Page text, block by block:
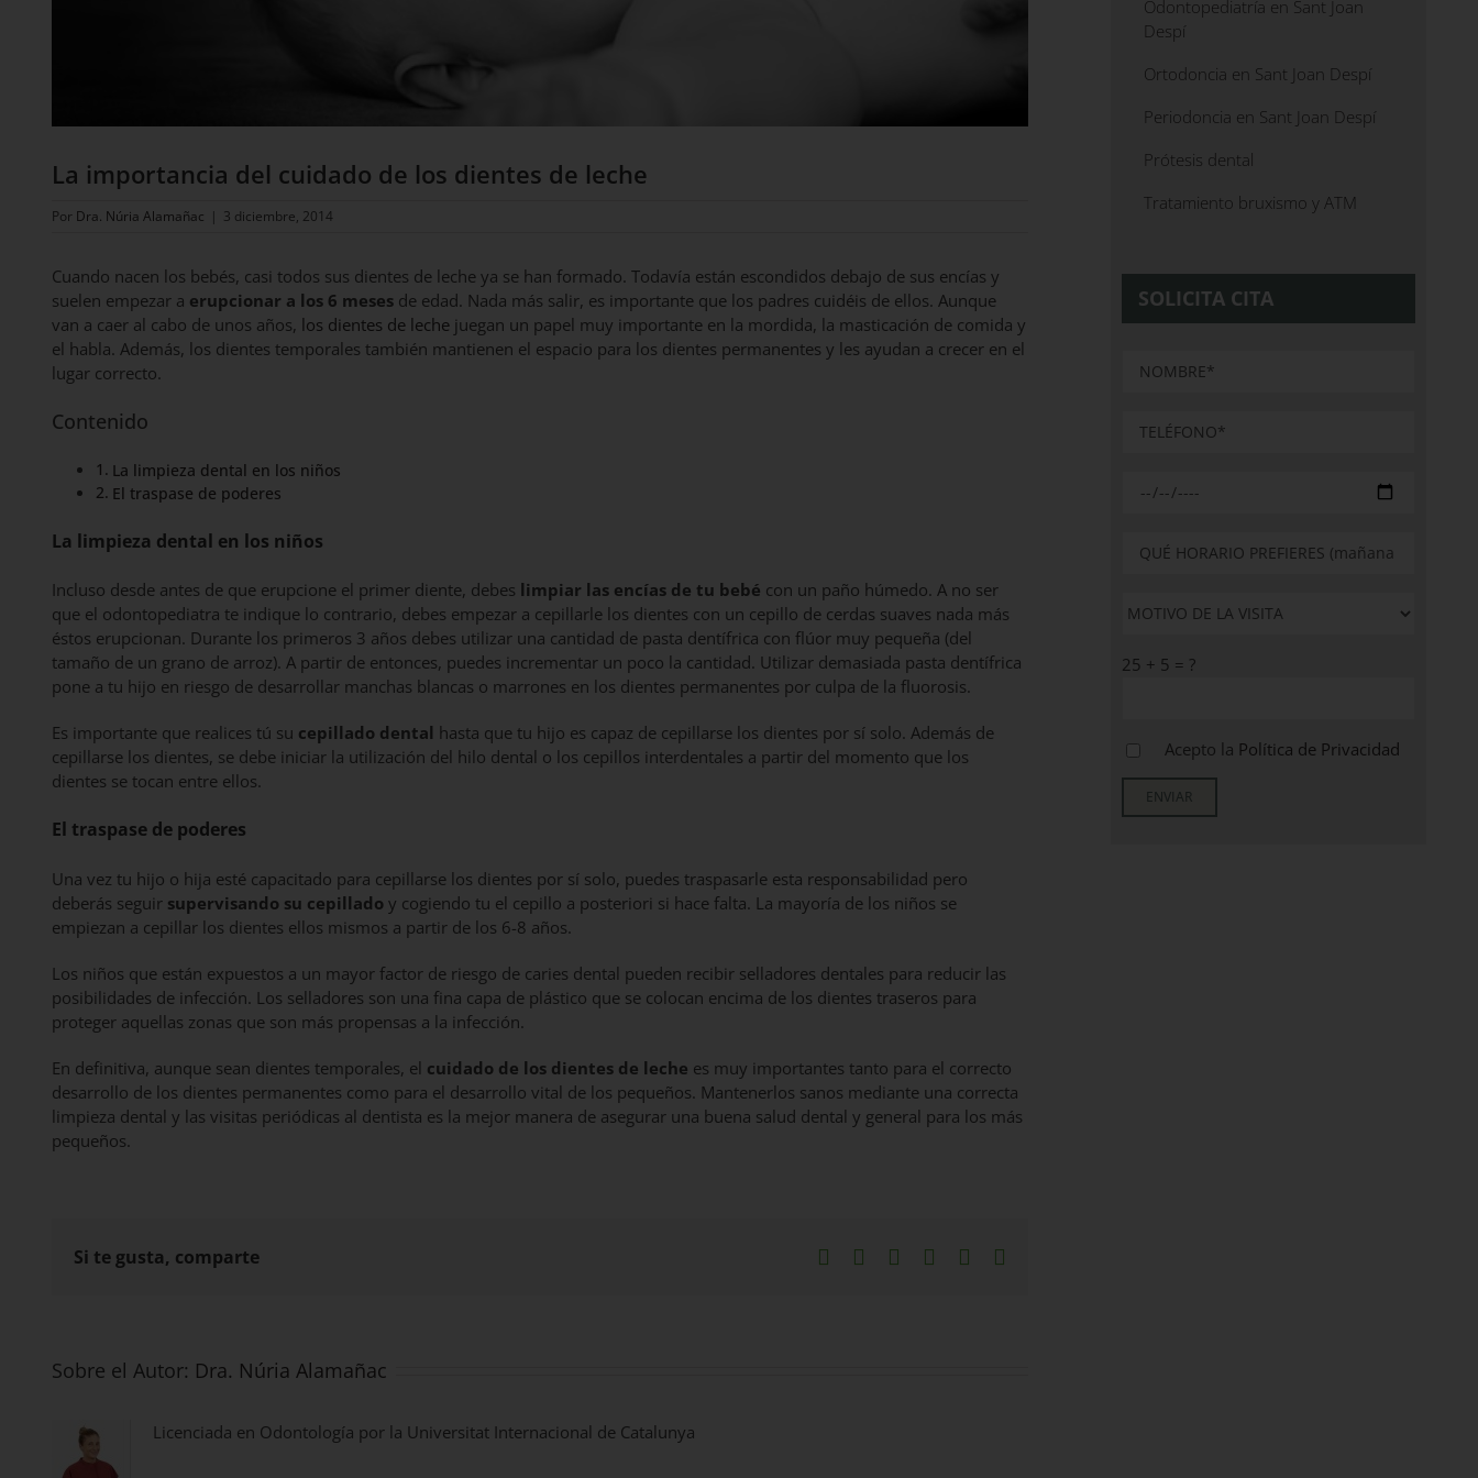
La importancia del cuidado de los dientes de leche
Por Dra. Núria Alamañac | 3 diciembre, 2014
Cuando nacen los bebés, casi todos sus dientes de leche ya se han formado. Todavía están escondidos debajo de sus encías y
suelen empezar a erupcionar a los 6 meses de edad. Nada más salir, es importante que los padres cuidéis de ellos. Aunque
van a caer al cabo de unos años, los dientes de leche juegan un papel muy importante en la mordida, la masticación de comida y
el habla. Además, los dientes temporales también mantienen el espacio para los dientes permanentes y les ayudan a crecer en el
lugar correcto.
Contenido
La limpieza dental en los niños
El traspase de poderes
La limpieza dental en los niños
Incluso desde antes de que erupcione el primer diente, debes limpiar las encías de tu bebé con un paño húmedo. A no ser
que el odontopediatra te indique lo contrario, debes empezar a cepillarle los dientes con un cepillo de cerdas suaves nada más
éstos erupcionan. Durante los primeros 3 años debes utilizar una cantidad de pasta dentífrica con flúor muy pequeña (del
tamaño de un grano de arroz). A partir de entonces, puedes incrementar un poco la cantidad. Utilizar demasiada pasta dentífrica
pone a tu hijo en riesgo de desarrollar manchas blancas o marrones en los dientes permanentes por culpa de la fluorosis.
Es importante que realices tú su cepillado dental hasta que tu hijo es capaz de cepillarse los dientes por sí solo. Además de
cepillarse los dientes, se debe iniciar la utilización del hilo dental o los cepillos interdentales a partir del momento que los
dientes se tocan entre ellos.
El traspase de poderes
Una vez tu hijo o hija esté capacitado para cepillarse los dientes por sí solo, puedes traspasarle esta responsabilidad pero
deberás seguir supervisando su cepillado y cogiendo tu el cepillo a posteriori si hace falta. La mayoría de los niños se
empiezan a cepillar los dientes ellos mismos a partir de los 6-8 años.
Los niños que están expuestos a un mayor factor de riesgo de caries dental pueden recibir selladores dentales para reducir las
posibilidades de infección. Los selladores son una fina capa de plástico que se colocan encima de los dientes traseros para
proteger aquellas zonas que son más propensas a la infección.
En definitiva, aunque sean dientes temporales, el cuidado de los dientes de leche es muy importantes tanto para el correcto
desarrollo de los dientes permanentes como para el desarrollo vital de los pequeños. Mantenerlos sanos mediante una correcta
limpieza dental y las visitas periódicas al dentista es la mejor manera de asegurar una buena salud dental y general para los más
pequeños.
Si te gusta, comparte Facebook LinkedInWhatsApp
Pinterest
Sobre el Autor: Dra. Núria Alamañac
Licenciada en Odontología por la Universitat Internacional de Catalunya
Odontopediatría en Sant Joan
Despí
Ortodoncia en Sant Joan Despí
Periodoncia en Sant Joan Despí
Prótesis dental
Tratamiento bruxismo y ATM
SOLICITA CITA
25 + 5 = ?
Acepto la Política de Privacidad